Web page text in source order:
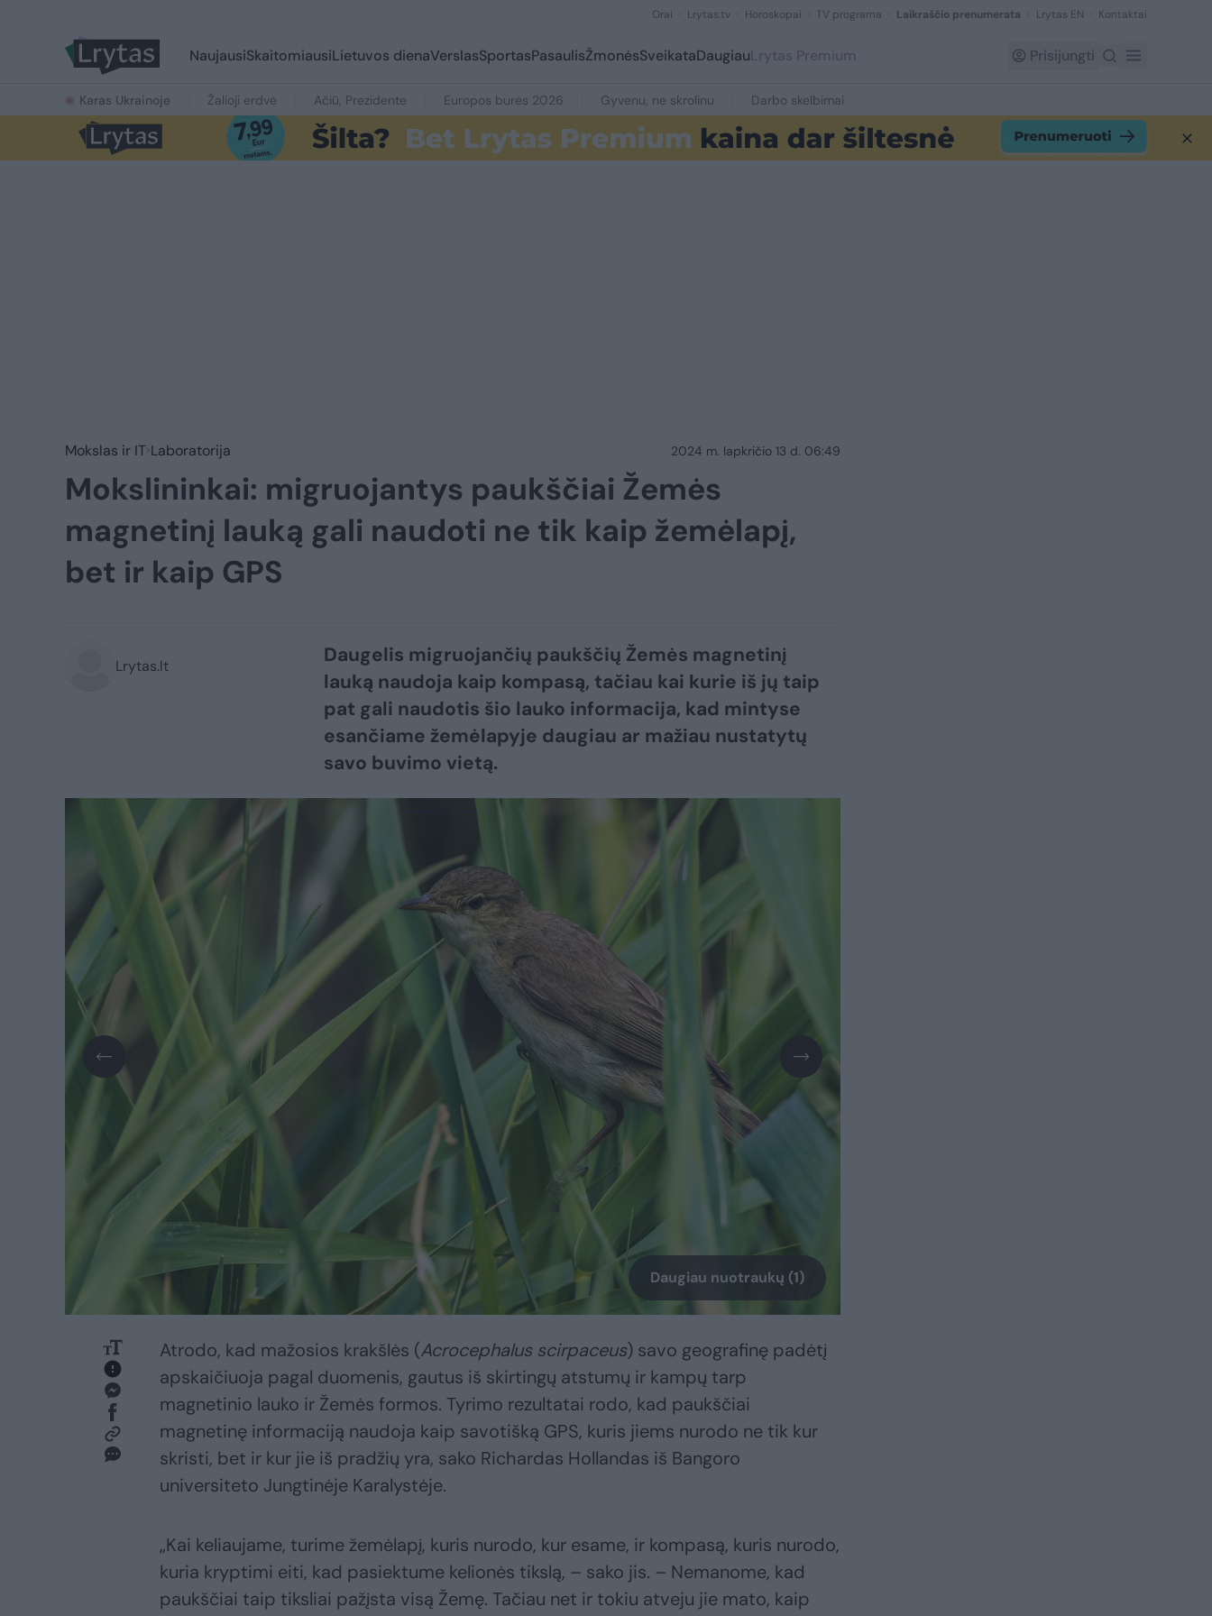
Orai Lrytas.tv Horoskopai TV programa Laikraščio prenumerata Lrytas EN Kontaktai
NaujausiSkaitomiausiLietuvos dienaVerslasSportasPasaulisŽmonėsSveikataDaugiauLrytas Premium Prisijungti
Karas Ukrainoje Žalioji erdvė Ačiū, Prezidente Europos burės 2026 Gyvenu, ne skrolinu Darbo skelbimai
Mokslas ir IT Laboratorija 2024 m. lapkričio 13 d. 06:49
Mokslininkai: migruojantys paukščiai Žemės
magnetinį lauką gali naudoti ne tik kaip žemėlapį,
bet ir kaip GPS
Lrytas.lt
Daugelis migruojančių paukščių Žemės magnetinį
lauką naudoja kaip kompasą, tačiau kai kurie iš jų taip
pat gali naudotis šio lauko informacija, kad mintyse
esančiame žemėlapyje daugiau ar mažiau nustatytų
savo buvimo vietą.
Daugiau nuotraukų (1)
Atrodo, kad mažosios krakšlės (Acrocephalus scirpaceus) savo geografinę padėtį
apskaičiuoja pagal duomenis, gautus iš skirtingų atstumų ir kampų tarp
magnetinio lauko ir Žemės formos. Tyrimo rezultatai rodo, kad paukščiai
magnetinę informaciją naudoja kaip savotišką GPS, kuris jiems nurodo ne tik kur
skristi, bet ir kur jie iš pradžių yra, sako Richardas Hollandas iš Bangoro
universiteto Jungtinėje Karalystėje.
„Kai keliaujame, turime žemėlapį, kuris nurodo, kur esame, ir kompasą, kuris nurodo,
kuria kryptimi eiti, kad pasiektume kelionės tikslą, – sako jis. – Nemanome, kad
paukščiai taip tiksliai pažįsta visą Žemę. Tačiau net ir tokiu atveju jie mato, kaip